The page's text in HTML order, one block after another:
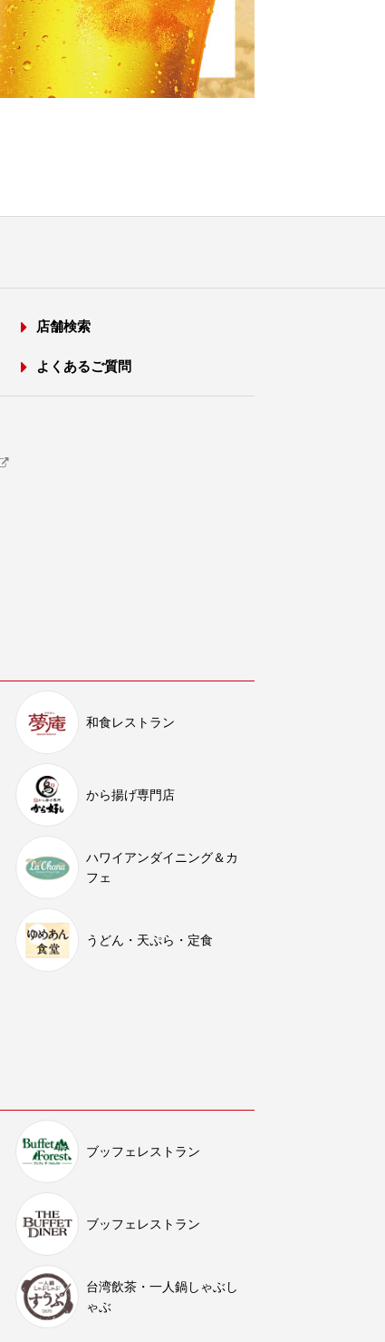
店舗検索
よくあるご質問
和食レストラン
から揚げ専門店
ハワイアンダイニング＆カ
フェ
うどん・天ぷら・定食
ブッフェレストラン
ブッフェレストラン
台湾飲茶・一人鍋しゃぶし
ゃぶ